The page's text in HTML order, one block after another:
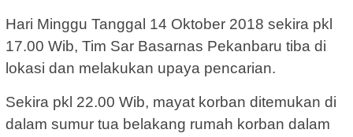
Hari Minggu Tanggal 14 Oktober 2018 sekira pkl
17.00 Wib, Tim Sar Basarnas Pekanbaru tiba di
lokasi dan melakukan upaya pencarian.
Sekira pkl 22.00 Wib, mayat korban ditemukan di
dalam sumur tua belakang rumah korban dalam